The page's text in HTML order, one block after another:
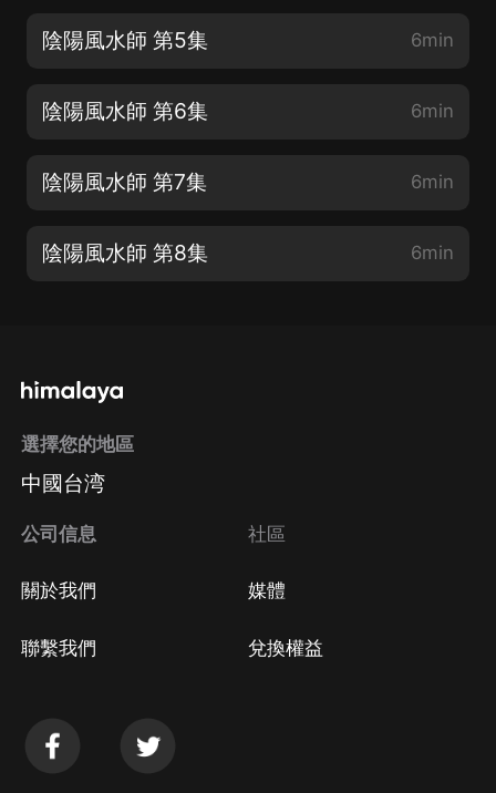
陰陽風水師 第5集 6min
陰陽風水師 第6集 6min
陰陽風水師 第7集 6min
陰陽風水師 第8集 6min
選擇您的地區
中國台湾
公司信息
關於我們
聯繫我們
社區
媒體
兌換權益